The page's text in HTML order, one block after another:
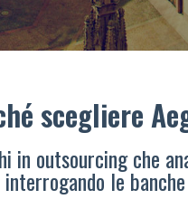
scegliere
in outsourcing che
interrogando le